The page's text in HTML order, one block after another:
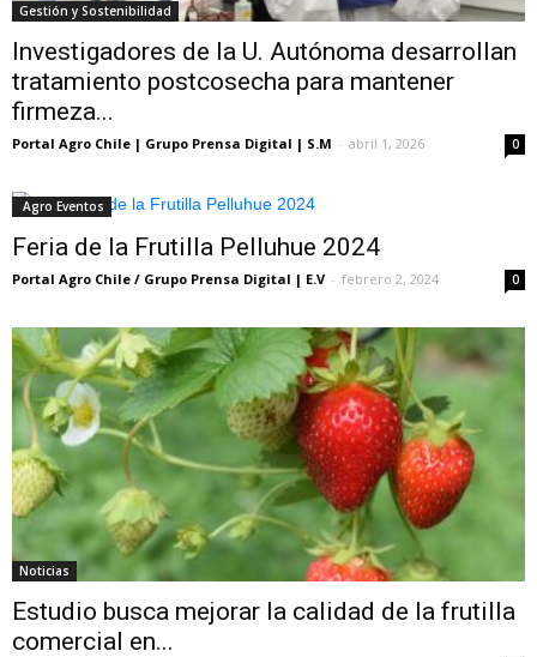
Gestión y Sostenibilidad
Investigadores de la U. Autónoma desarrollan
tratamiento postcosecha para mantener
firmeza...
Portal Agro Chile | Grupo Prensa Digital | S.M - abril 1, 2026 0
Agro Eventos
Feria de la Frutilla Pelluhue 2024
Portal Agro Chile / Grupo Prensa Digital | E.V - febrero 2, 2024 0
Noticias
Estudio busca mejorar la calidad de la frutilla
comercial en...